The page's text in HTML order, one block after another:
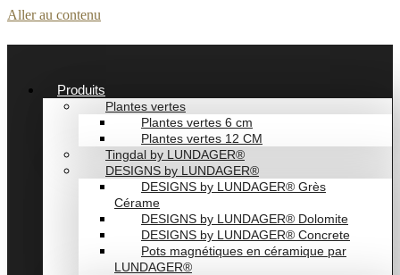
Aller au contenu
Produits
Plantes vertes
Plantes vertes 6 cm
Plantes vertes 12 CM
Tingdal by LUNDAGER®
DESIGNS by LUNDAGER®
DESIGNS by LUNDAGER® Grès
Cérame
DESIGNS by LUNDAGER® Dolomite
DESIGNS by LUNDAGER® Concrete
Pots magnétiques en céramique par
LUNDAGER®